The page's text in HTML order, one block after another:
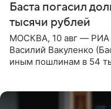
Баста погасил
тысячи рублей
МОСКВА, 10 авг — РИА
Василий Вакуленко
иным пошлинам в 54